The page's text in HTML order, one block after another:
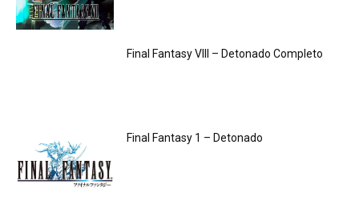
Final Fantasy VIII – Detonado Completo
Final Fantasy 1 – Detonado